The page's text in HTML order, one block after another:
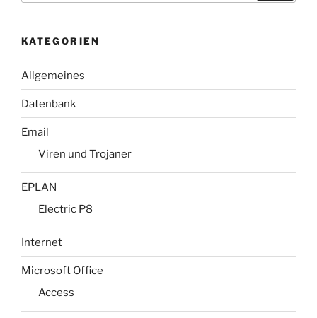
KATEGORIEN
Allgemeines
Datenbank
Email
Viren und Trojaner
EPLAN
Electric P8
Internet
Microsoft Office
Access